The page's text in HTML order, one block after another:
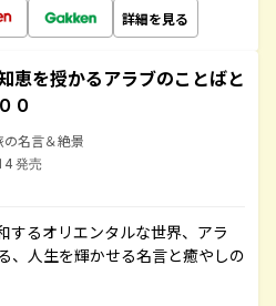
詳細を見る
恵を授かるアラブのことばと
０
の名言＆絶景
発売
するオリエンタルな世界、アラ
、人生を輝かせる名言と癒やしの